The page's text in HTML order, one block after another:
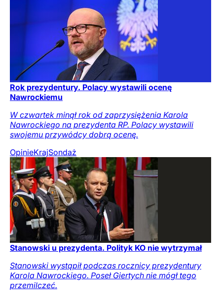
Rok prezydentury. Polacy wystawili ocenę
Nawrockiemu
W czwartek minął rok od zaprzysiężenia Karola
Nawrockiego na prezydenta RP. Polacy wystawili
swojemu przywódcy dobrą ocenę.
OpinieKrajSondaż
Stanowski u prezydenta. Polityk KO nie wytrzymał
Stanowski wystąpił podczas rocznicy prezydentury
Karola Nawrockiego. Poseł Giertych nie mógł tego
przemilczeć.